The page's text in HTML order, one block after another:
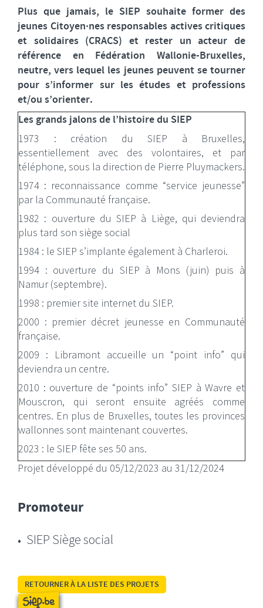
Plus que jamais, le SIEP souhaite former des
jeunes Citoyen·nes responsables actives critiques
et solidaires (CRACS) et rester un acteur de
référence en Fédération Wallonie-Bruxelles,
neutre, vers lequel les jeunes peuvent se tourner
pour s’informer sur les études et professions
et/ou s’orienter.
Les grands jalons de l’histoire du SIEP
1973 : création du SIEP à Bruxelles,
essentiellement avec des volontaires, et par
téléphone, sous la direction de Pierre Pluymackers.
1974 : reconnaissance comme “service jeunesse”
par la Communauté française.
1982 : ouverture du SIEP à Liège, qui deviendra
plus tard son siège social
1984 : le SIEP s’implante également à Charleroi.
1994 : ouverture du SIEP à Mons (juin) puis à
Namur (septembre).
1998 : premier site internet du SIEP.
2000 : premier décret jeunesse en Communauté
française.
2009 : Libramont accueille un “point info” qui
deviendra un centre.
2010 : ouverture de “points info” SIEP à Wavre et
Mouscron, qui seront ensuite agréés comme
centres. En plus de Bruxelles, toutes les provinces
wallonnes sont maintenant couvertes.
2023 : le SIEP fête ses 50 ans.
Projet développé du 05/12/2023 au 31/12/2024
Promoteur
SIEP Siège social
RETOURNER À LA LISTE DES PROJETS